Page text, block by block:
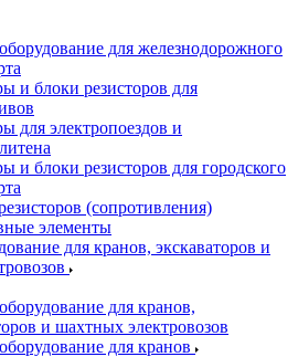
для железнодорожного
и блоки резисторов для
для электропоездов и
и блоки резисторов для городского
(сопротивления)
элементы
для кранов, экскаваторов и
для кранов,
и шахтных электровозов
для кранов